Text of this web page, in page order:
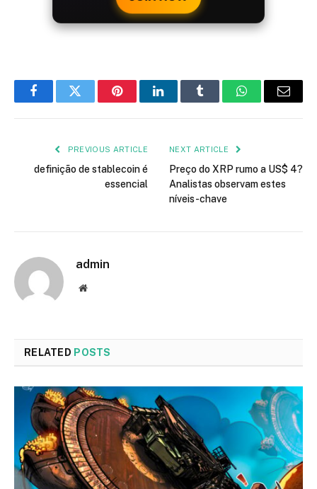
FacebookTwitter PinterestLinkedInTumblr WhatsAppEmail
PREVIOUS ARTICLE
definição de stablecoin é
essencial
NEXT ARTICLE
Preço do XRP rumo a US$ 4?
Analistas observam estes
níveis-chave
admin
Website
RELATED POSTS